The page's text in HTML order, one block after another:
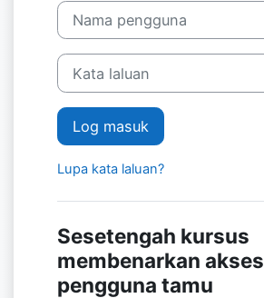
Nama pengguna
Kata laluan
Log masuk
Lupa kata laluan?
Sesetengah kursus
membenarkan akses
pengguna tamu